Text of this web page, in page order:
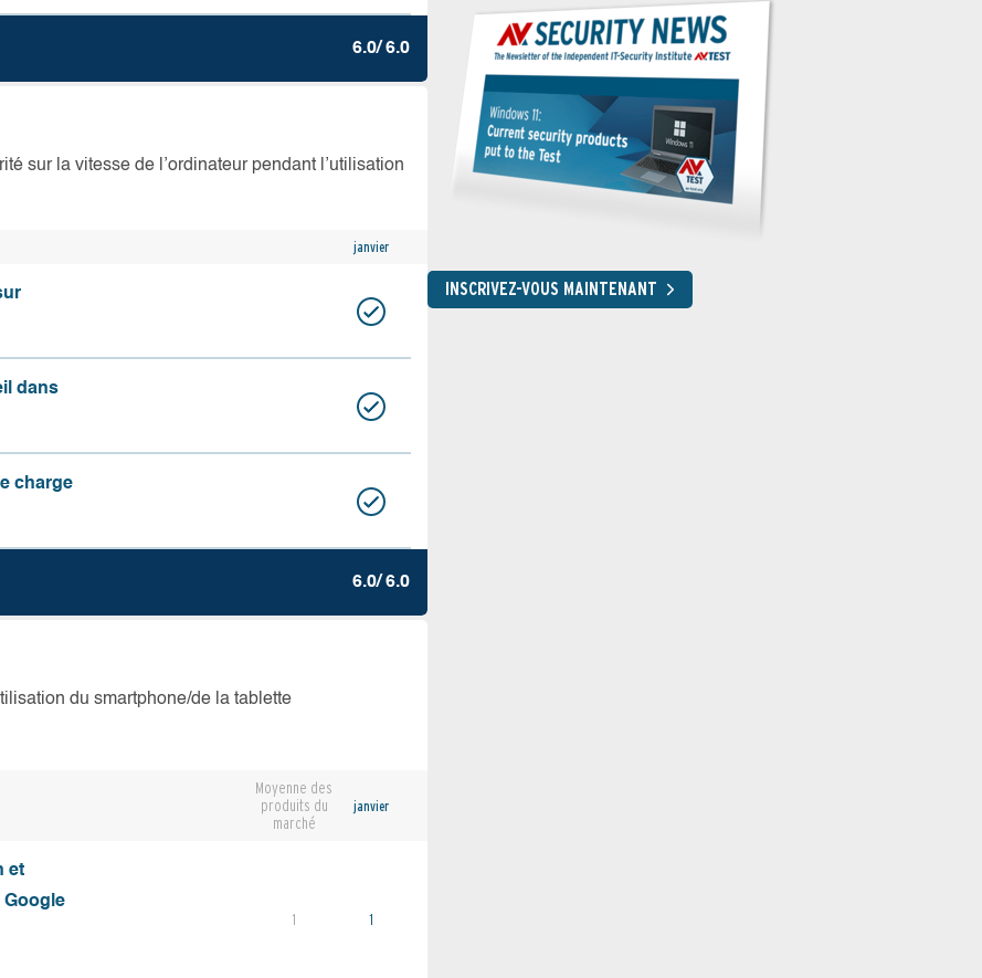
6.0/ 6.0
sur la vitesse de l’ordinateur pendant l’utilisation
janvier
dans
charge
6.0/ 6.0
du smartphone/de la tablette
Moyenne des
produits du
marché
janvier
et
Google
1 1
INSCRIVEZ-VOUS MAINTENANT